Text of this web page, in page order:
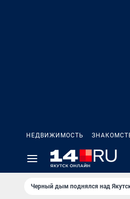
НЕДВИЖИМОСТЬ
Черный дым поднялся над